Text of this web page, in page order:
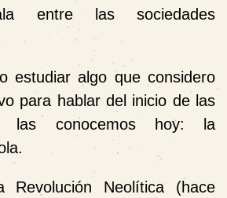
entre las sociedades
estudiar algo que considero
para hablar del inicio de las
las conocemos hoy: la
Revolución Neolítica (hace